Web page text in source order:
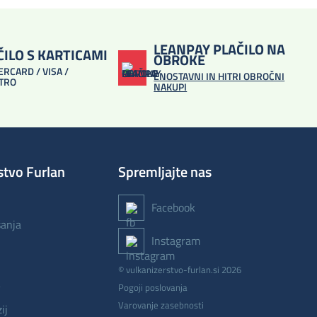
S KARTICAMI
/ VISA /
LEANPAY PLAČILO NA
OBROKE
ENOSTAVNI IN HITRI OBROČNI
NAKUPI
Furlan Spremljajte nas
Facebook
Instagram
© vulkanizerstvo-furlan.si 2026
Pogoji poslovanja
Varovanje zasebnosti